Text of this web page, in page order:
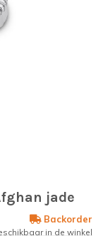
jade
Backorder
in de winkel